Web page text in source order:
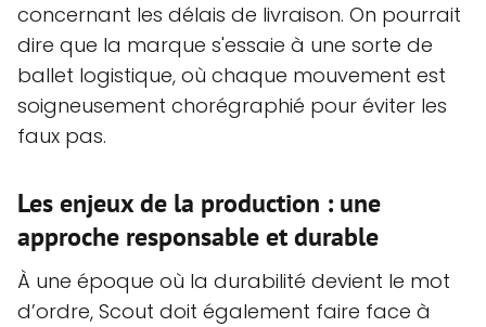
concernant les délais de livraison. On pourrait
dire que la marque s'essaie à une sorte de
ballet logistique, où chaque mouvement est
soigneusement chorégraphié pour éviter les
faux pas.
Les enjeux de la production : une
approche responsable et durable
À une époque où la durabilité devient le mot
d’ordre, Scout doit également faire face à